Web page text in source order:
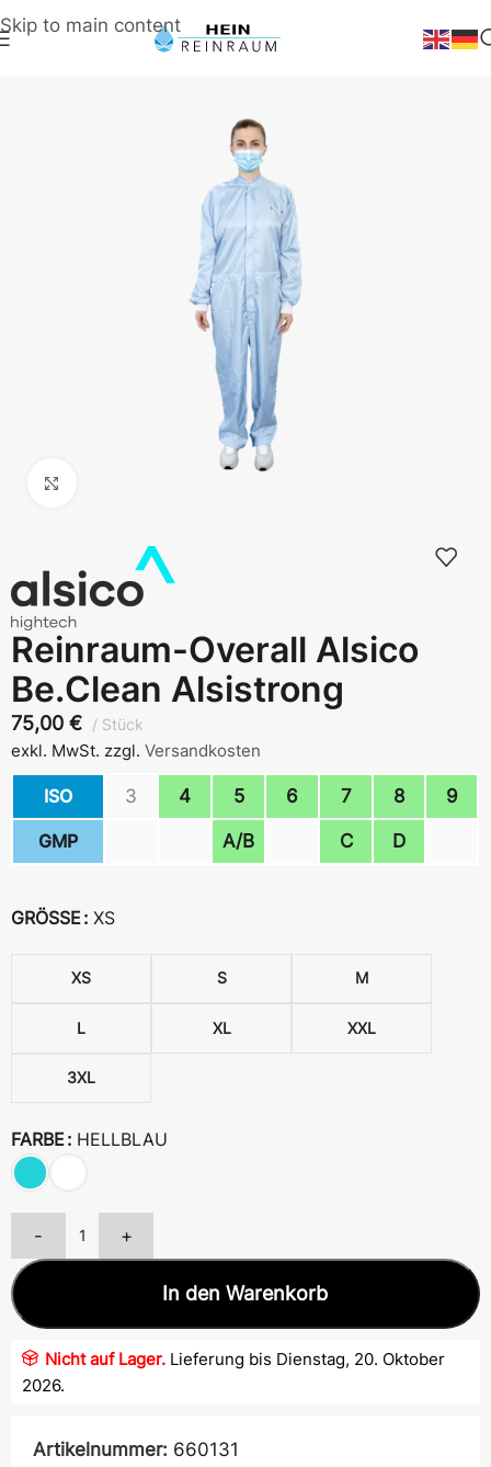
Skip to main content
Reinraum-Overall Alsico
Be.Clean Alsistrong
75,00 € Stück
exkl. MwSt. zzgl. Versandkosten
ISO 3 4 5 6 7 8 9
GMP A/B C D
GRÖSSE XS
XS S M
L XL XXL
3XL
FARBE HELLBLAU
- +
In den Warenkorb
Nicht auf Lager. Lieferung bis Dienstag, 20. Oktober
2026.
Artikelnummer: 660131